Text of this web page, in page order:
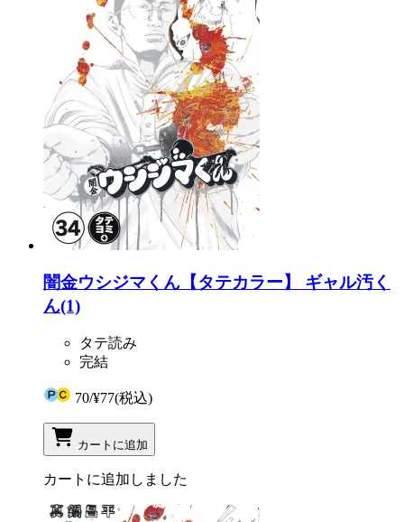
闇金ウシジマくん【タテカラー】 ギャル汚く
ん(1)
タテ読み
完結
70/¥77(税込)
カートに追加
カートに追加しました